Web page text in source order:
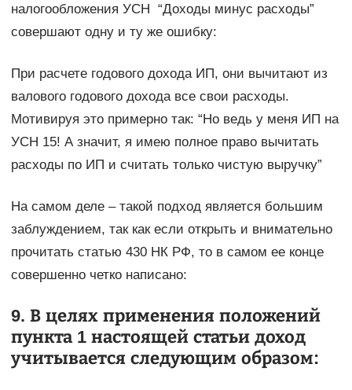
налогообложения УСН “Доходы минус расходы”
совершают одну и ту же ошибку:
При расчете годового дохода ИП, они вычитают из
валового годового дохода все свои расходы.
Мотивируя это примерно так: “Но ведь у меня ИП на
УСН 15! А значит, я имею полное право вычитать
расходы по ИП и считать только чистую выручку”
На самом деле – такой подход является большим
заблуждением, так как если открыть и внимательно
прочитать статью 430 НК РФ, то в самом ее конце
совершенно четко написано:
9. В целях применения положений
пункта 1 настоящей статьи доход
учитывается следующим образом: